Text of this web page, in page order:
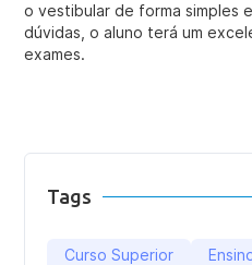
o vestibular de forma simples
dúvidas, o aluno terá um
exames.
Tags
Curso Superior